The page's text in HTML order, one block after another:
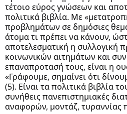
τέτοιο εύρος γνώσεων και
πολιτικά βιβλία. Με
προβλημάτων σε δημόσιες
άτομα τι πρέπει να κάνουν,
αποτελεσματική η συλλογική
κοινωνικών αιτημάτων και
επαναπροτασή τους, είναι η
«Γράφουμε, σημαίνει ότι
(5). Είναι τα πολιτικά βιβλία
συνήθεις πανεπιστημιακές
αναφορών, μοντάζ,